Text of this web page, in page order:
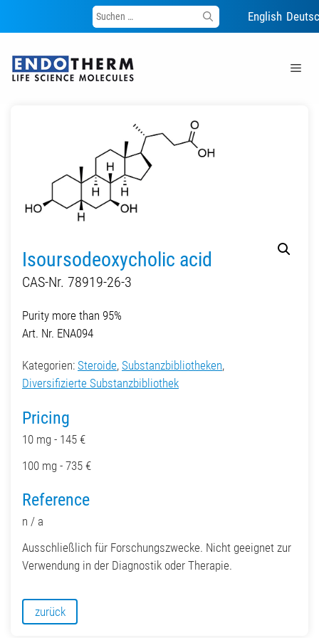
Suche
nach:
English
Inhalt
springen
Isoursodeoxycholic acid
CAS-Nr. 78919-26-3
Purity more than 95%
Art. Nr. ENA094
Kategorien: Steroide, Substanzbibliotheken,
Diversifizierte Substanzbibliothek
Pricing
10 mg - 145 €
100 mg - 735 €
Reference
n / a
Ausschließlich für Forschungszwecke. Nicht geeignet zur
Verwendung in der Diagnostik oder Therapie.
zurück